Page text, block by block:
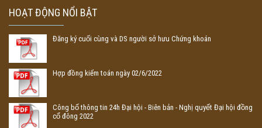
HOẠT ĐỘNG NỔI BẬT
Đăng ký cuối cùng và DS người sở hưu Chứng khoán
Hợp đồng kiểm toán ngày 02/6/2022
Công bố thông tin 24h Đại hội - Biên bản - Nghị quyết Đại hội đồng
cổ đông 2022